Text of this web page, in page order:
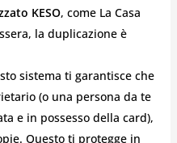
KESO, come La Casa
la duplicazione è
sistema ti garantisce che
(o una persona da te
e in possesso della card),
Questo ti protegge in